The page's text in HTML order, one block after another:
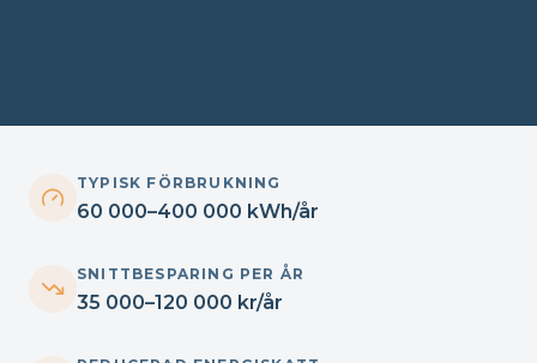
TYPISK FÖRBRUKNING
60 000–400 000 kWh/år
SNITTBESPARING PER ÅR
35 000–120 000 kr/år